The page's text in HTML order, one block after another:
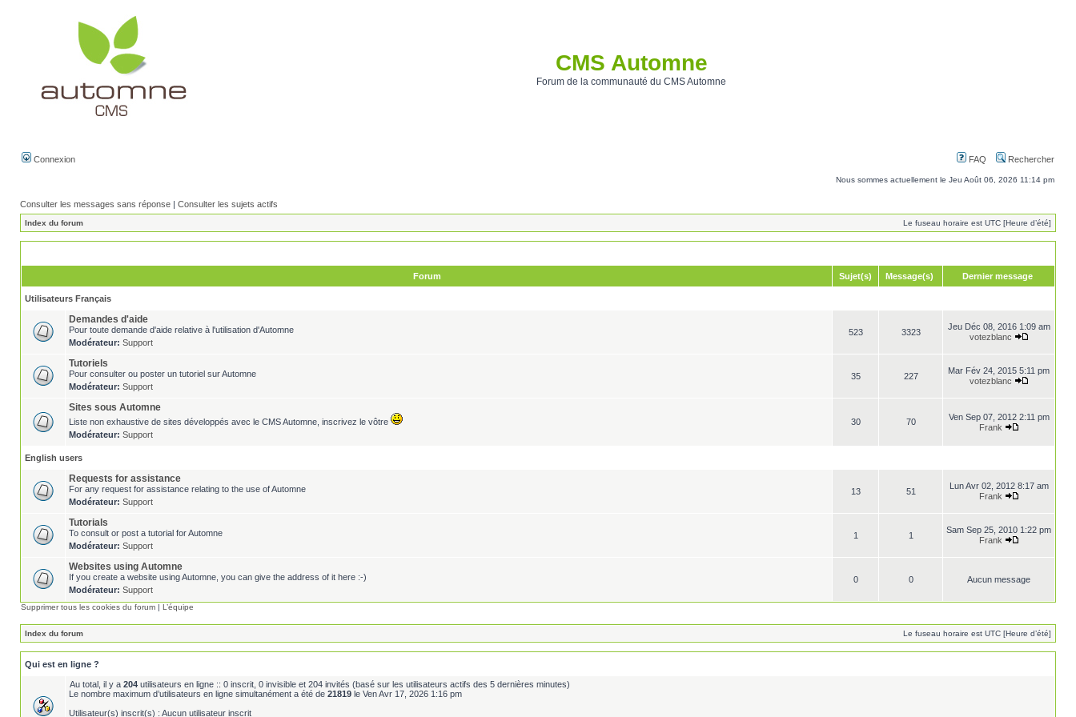
CMS Automne
Forum de la communauté du CMS Automne
Connexion FAQ Rechercher
Nous sommes actuellement le Jeu Août 06, 2026 11:14 pm
Consulter les messages sans réponse | Consulter les sujets actifs
Index du forum Le fuseau horaire est UTC [Heure d’été]
Forum Sujet(s) Message(s) Dernier message
Utilisateurs Français
Demandes d'aide
Pour toute demande d'aide relative à l'utilisation d'Automne
Modérateur: Support
523 3323
Jeu Déc 08, 2016 1:09 am
votezblanc
Tutoriels
Pour consulter ou poster un tutoriel sur Automne
Modérateur: Support
35 227
Mar Fév 24, 2015 5:11 pm
votezblanc
Sites sous Automne
Liste non exhaustive de sites développés avec le CMS Automne, inscrivez le vôtre
Modérateur: Support
30 70
Ven Sep 07, 2012 2:11 pm
Frank
English users
Requests for assistance
For any request for assistance relating to the use of Automne
Modérateur: Support
13 51
Lun Avr 02, 2012 8:17 am
Frank
Tutorials
To consult or post a tutorial for Automne
Modérateur: Support
1 1
Sam Sep 25, 2010 1:22 pm
Frank
Websites using Automne
If you create a website using Automne, you can give the address of it here :-)
Modérateur: Support
0 0 Aucun message
Supprimer tous les cookies du forum | L’équipe
Index du forum Le fuseau horaire est UTC [Heure d’été]
Qui est en ligne ?
Au total, il y a 204 utilisateurs en ligne :: 0 inscrit, 0 invisible et 204 invités (basé sur les utilisateurs actifs des 5 dernières minutes)
Le nombre maximum d’utilisateurs en ligne simultanément a été de 21819 le Ven Avr 17, 2026 1:16 pm
Utilisateur(s) inscrit(s) : Aucun utilisateur inscrit